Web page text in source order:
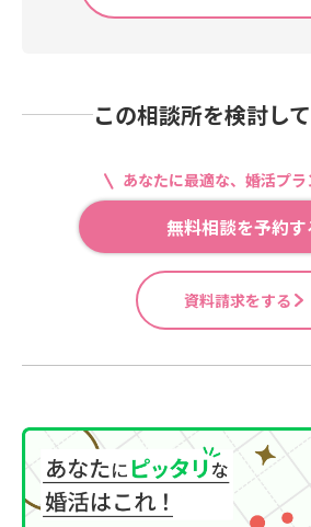
この相談所を検討し
あなたに最適な、婚活プ
無料相談を予約す
資料請求をする